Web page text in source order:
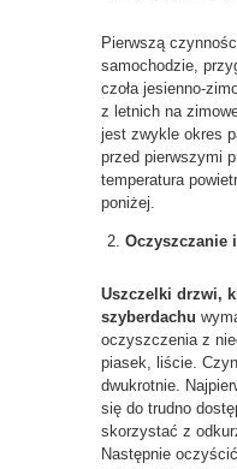
Pierwszą
samochodzie,
czoła jesienno-
z letnich na
jest zwykle okres
przed pierwszymi
temperatura
poniżej.
Oczyszczanie
Uszczelki drzwi,
szyberdachu
oczyszczenia z
piasek, liście.
dwukrotnie.
się do trudno
skorzystać z
Następnie